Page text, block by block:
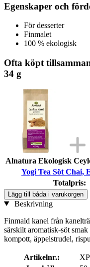
Egenskaper och
För desserter
Finmalet
100 % ekologisk
Ofta köpt
34 g
Alnatura Ekologisk
Yogi Tea Söt Chai,
Totalpris:
Lägg till båda i varukorgen
Beskrivning
Finmald kanel från
särskilt aromatisk-söt
kompott, äppelstrudel,
Artikelnr.: